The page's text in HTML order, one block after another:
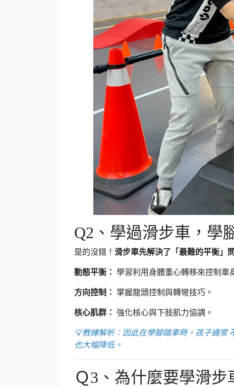
Q2、學過滑步車，學
是的沒錯！ 滑步車先解決了「最難的平衡」
動態平衡： 學習利用身體重心轉移來控制車
方向控制： 掌握龍頭控制與轉彎技巧。
核心肌群： 強化核心與下肢肌力協調。
💡教練解析：因此在學腳踏車時，孩子通常
也大幅降低。
Ｑ3、為什麼要學滑步